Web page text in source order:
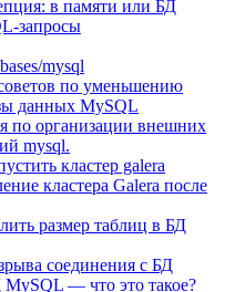
в памяти или БД
запросы
mysql
по уменьшению
данных MySQL
по организации внешних
mysql.
кластер galera
кластера Galera после
размер таблиц в БД
соединения с БД
— что это такое?